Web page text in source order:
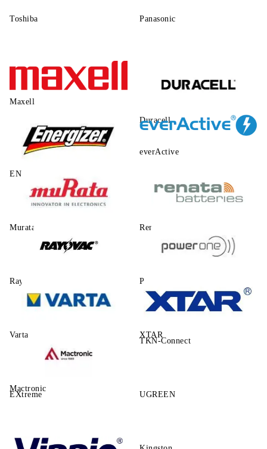
Toshiba Panasonic
Maxell
Duracell
ENERGIZER
everActive
Murata Renata
Rayovac Power One
Varta XTAR
Mactronic
TKN-Connect
EXtreme UGREEN